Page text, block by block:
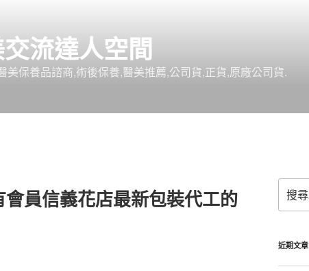
流達人空間
美保養品諮商,術後保養,醫美推薦,公司貨,正貨,原廠公司貨.
員信義花店最新包裝代工的
尋
關
字:
近期文章